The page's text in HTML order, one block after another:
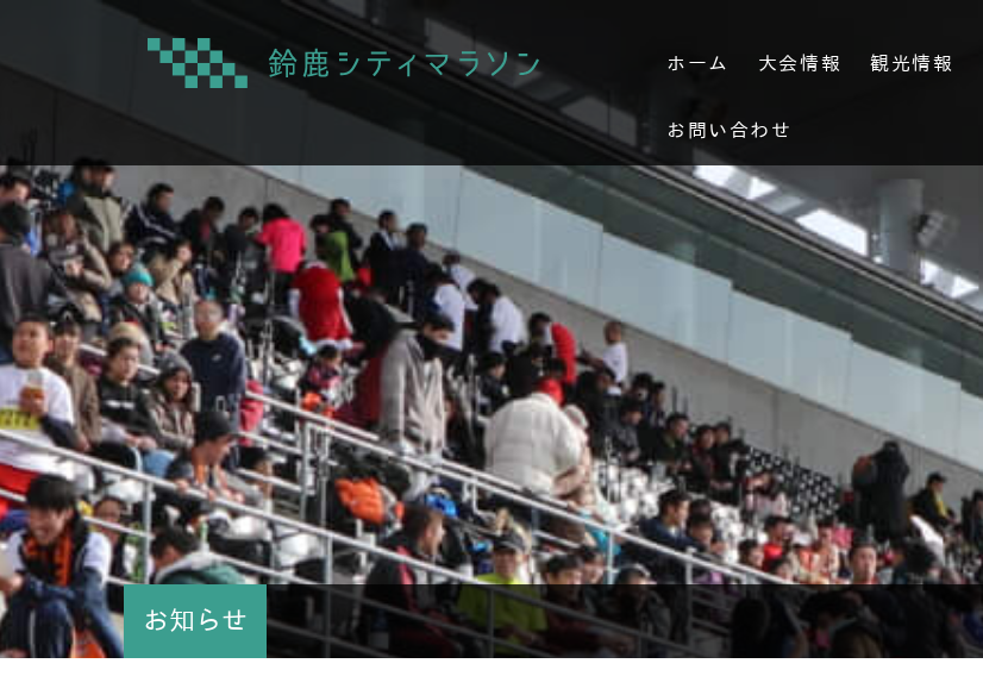
ホーム 大会情報 観光情報
お問い合わせ
お知らせ